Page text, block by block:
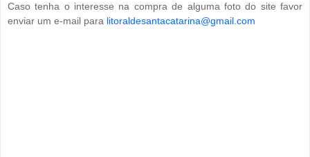
Caso tenha o interesse na compra de alguma foto do site favor
enviar um e-mail para litoraldesantacatarina@gmail.com